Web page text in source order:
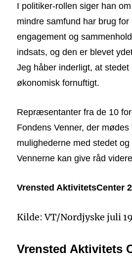
I politiker-rollen siger han
mindre samfund har brug for
engagement og
indsats, og den er blevet
Jeg håber inderligt, at
økonomisk fornuftigt.
Repræsentanter fra de 10
Fondens Venner, der
mulighederne med stedet
Vennerne kan give råd
Vrensted AktivitetsCenter 2
Kilde: VT/Nordjyske juli
Vrensted Aktivitets